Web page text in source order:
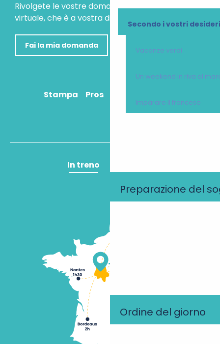
Secondo i vostri desideri
Vacanze verdi
Un weekend in riva al
Imparare il francese
Preparazione del
Ordine del giorno
Rivolgete le vostre domande al nostro assistente
virtuale, che è a vostra disposizione per aiutarvi.
Fai la mia domanda
Stampa Pros
In treno